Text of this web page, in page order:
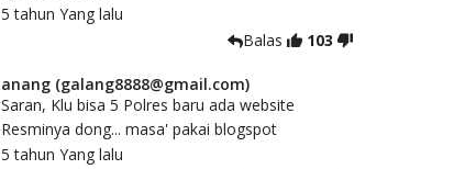
5 tahun Yang lalu
Balas
103
anang (galang8888@gmail.com)
Saran, Klu bisa 5 Polres baru ada website
Resminya dong... masa' pakai blogspot
5 tahun Yang lalu